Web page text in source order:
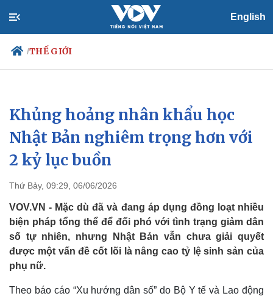
English
/THẾ GIỚI
Chính trị
Đảng
Tổ chức nhân sự
Quốc hội
Nhận diện sự thật
Xã hội
Tin 24h
Dự báo thời tiết
Khủng hoảng nhân khẩu học
Nhật Bản nghiêm trọng hơn với
2 kỷ lục buồn
Thứ Bảy, 09:29, 06/06/2026
VOV.VN - Mặc dù đã và đang áp dụng đồng loạt nhiều
biện pháp tổng thể để đối phó với tình trạng giảm dân
số tự nhiên, nhưng Nhật Bản vẫn chưa giải quyết
được một vấn đề cốt lõi là nâng cao tỷ lệ sinh sản của
phụ nữ.
Theo báo cáo “Xu hướng dân số” do Bộ Y tế và Lao động